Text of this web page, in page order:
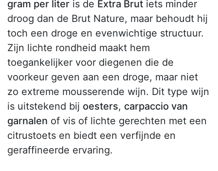
gram per liter is de Extra Brut iets minder
droog dan de Brut Nature, maar behoudt hij
toch een droge en evenwichtige structuur.
Zijn lichte rondheid maakt hem
toegankelijker voor diegenen die de
voorkeur geven aan een droge, maar niet
zo extreme mousserende wijn. Dit type wijn
is uitstekend bij oesters, carpaccio van
garnalen of vis of lichte gerechten met een
citrustoets en biedt een verfijnde en
geraffineerde ervaring.